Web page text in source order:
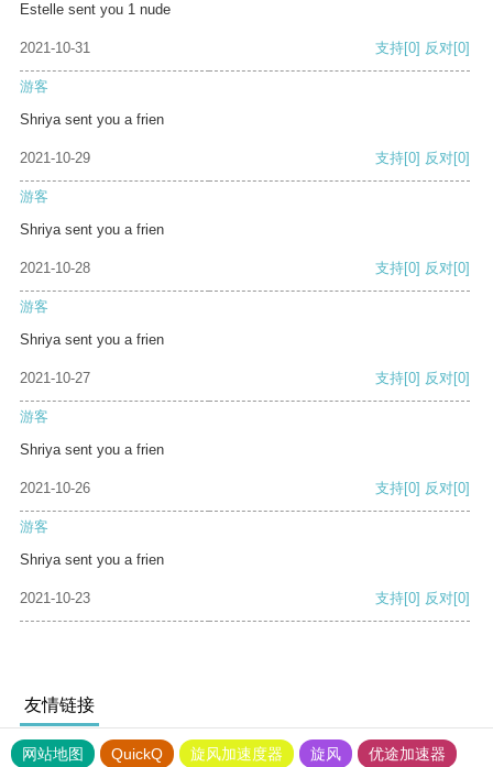
Estelle sent you 1 nude
2021-10-31 支持[0] 反对[0]
游客
Shriya sent you a frien
2021-10-29 支持[0] 反对[0]
游客
Shriya sent you a frien
2021-10-28 支持[0] 反对[0]
游客
Shriya sent you a frien
2021-10-27 支持[0] 反对[0]
游客
Shriya sent you a frien
2021-10-26 支持[0] 反对[0]
游客
Shriya sent you a frien
2021-10-23 支持[0] 反对[0]
友情链接
网站地图 QuickQ 旋风加速度器 旋风 优途加速器